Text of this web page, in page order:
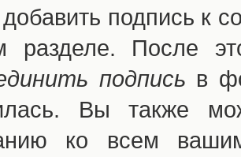
подпись к
разделе. После
подпись в
Вы также
ко всем